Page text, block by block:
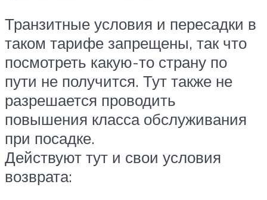
Транзитные условия и пересадки в
таком тарифе запрещены, так что
посмотреть какую-то страну по
пути не получится. Тут также не
разрешается проводить
повышения класса обслуживания
при посадке.
Действуют тут и свои условия
возврата: